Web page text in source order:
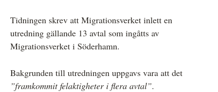
Tidningen skrev att Migrationsverket inlett en
utredning gällande 13 avtal som ingåtts av
Migrationsverket i Söderhamn.
Bakgrunden till utredningen uppgavs vara att det
”framkommit felaktigheter i flera avtal”.